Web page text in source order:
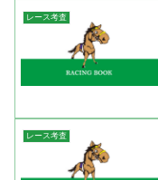
レース考査
レース考査